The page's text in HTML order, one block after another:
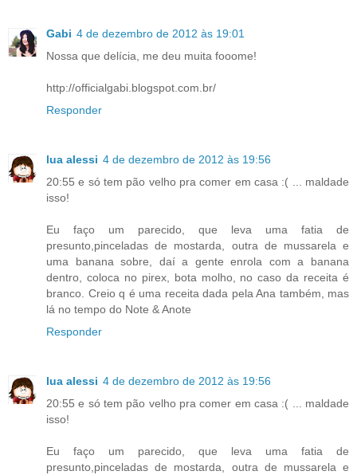
Gabi 4 de dezembro de 2012 às 19:01
Nossa que delícia, me deu muita fooome!
http://officialgabi.blogspot.com.br/
Responder
lua alessi 4 de dezembro de 2012 às 19:56
20:55 e só tem pão velho pra comer em casa :( ... maldade
isso!
Eu faço um parecido, que leva uma fatia de
presunto,pinceladas de mostarda, outra de mussarela e
uma banana sobre, daí a gente enrola com a banana
dentro, coloca no pirex, bota molho, no caso da receita é
branco. Creio q é uma receita dada pela Ana também, mas
lá no tempo do Note & Anote
Responder
lua alessi 4 de dezembro de 2012 às 19:56
20:55 e só tem pão velho pra comer em casa :( ... maldade
isso!
Eu faço um parecido, que leva uma fatia de
presunto,pinceladas de mostarda, outra de mussarela e